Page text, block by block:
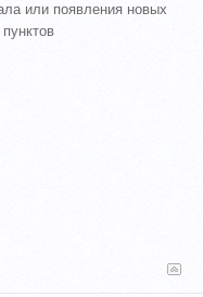
или появления новых